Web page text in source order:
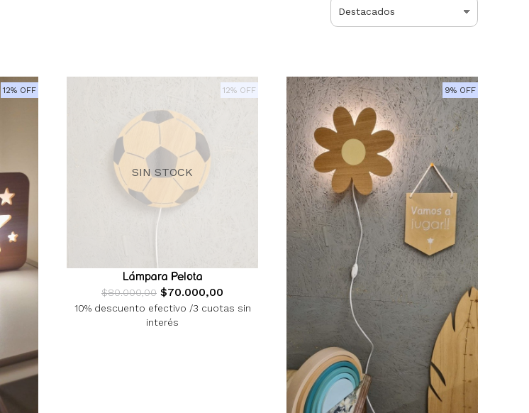
12% OFF 12% OFF
SIN STOCK
Lámpara Pelota
$80.000,00 $70.000,00
10% descuento efectivo /3 cuotas sin
interés
9% OFF